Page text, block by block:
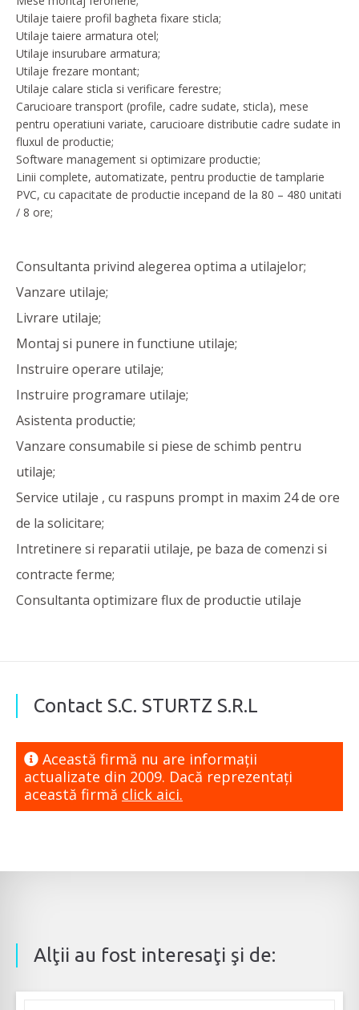
Utilaje taiere profil bagheta fixare sticla;
Utilaje taiere armatura otel;
Utilaje insurubare armatura;
Utilaje frezare montant;
Utilaje calare sticla si verificare ferestre;
Carucioare transport (profile, cadre sudate, sticla), mese
pentru operatiuni variate, carucioare distributie cadre sudate in
fluxul de productie;
Software management si optimizare productie;
Linii complete, automatizate, pentru productie de tamplarie
PVC, cu capacitate de productie incepand de la 80 – 480 unitati
/ 8 ore;
Consultanta privind alegerea optima a utilajelor;
Vanzare utilaje;
Livrare utilaje;
Montaj si punere in functiune utilaje;
Instruire operare utilaje;
Instruire programare utilaje;
Asistenta productie;
Vanzare consumabile si piese de schimb pentru
utilaje;
Service utilaje , cu raspuns prompt in maxim 24 de ore
de la solicitare;
Intretinere si reparatii utilaje, pe baza de comenzi si
contracte ferme;
Consultanta optimizare flux de productie utilaje
Contact S.C. STURTZ S.R.L
Această firmă nu are informaţii
actualizate din 2009. Dacă reprezentaţi
această firmă click aici.
Alţii au fost interesaţi şi de: